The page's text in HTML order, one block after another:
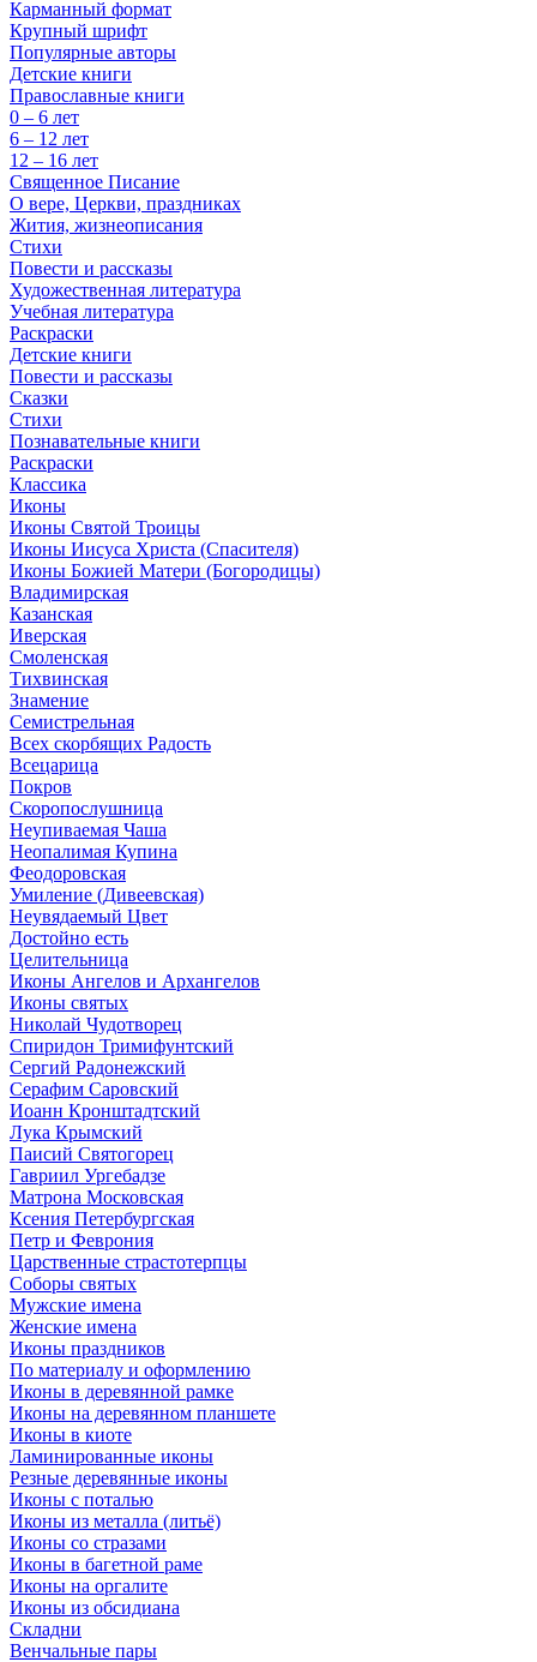
Карманный формат
Крупный шрифт
Популярные авторы
Детские книги
Православные книги
0 – 6 лет
6 – 12 лет
12 – 16 лет
Священное Писание
О вере, Церкви, праздниках
Жития, жизнеописания
Стихи
Повести и рассказы
Художественная литература
Учебная литература
Раскраски
Детские книги
Повести и рассказы
Сказки
Стихи
Познавательные книги
Раскраски
Классика
Иконы
Иконы Святой Троицы
Иконы Иисуса Христа (Спасителя)
Иконы Божией Матери (Богородицы)
Владимирская
Казанская
Иверская
Смоленская
Тихвинская
Знамение
Семистрельная
Всех скорбящих Радость
Всецарица
Покров
Скоропослушница
Неупиваемая Чаша
Неопалимая Купина
Феодоровская
Умиление (Дивеевская)
Неувядаемый Цвет
Достойно есть
Целительница
Иконы Ангелов и Архангелов
Иконы святых
Николай Чудотворец
Спиридон Тримифунтский
Сергий Радонежский
Серафим Саровский
Иоанн Кронштадтский
Лука Крымский
Паисий Святогорец
Гавриил Ургебадзе
Матрона Московская
Ксения Петербургская
Петр и Феврония
Царственные страстотерпцы
Соборы святых
Мужские имена
Женские имена
Иконы праздников
По материалу и оформлению
Иконы в деревянной рамке
Иконы на деревянном планшете
Иконы в киоте
Ламинированные иконы
Резные деревянные иконы
Иконы с поталью
Иконы из металла (литьё)
Иконы со стразами
Иконы в багетной раме
Иконы на оргалите
Иконы из обсидиана
Складни
Венчальные пары